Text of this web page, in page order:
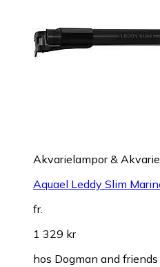
Akvarielampor &
Aquael Leddy Slim
fr.
1 329 kr
hos Dogman and friends